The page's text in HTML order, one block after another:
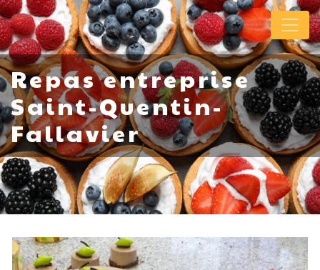
Panneau de gestion des cookies
Repas entreprise
Saint-Quentin-
Fallavier